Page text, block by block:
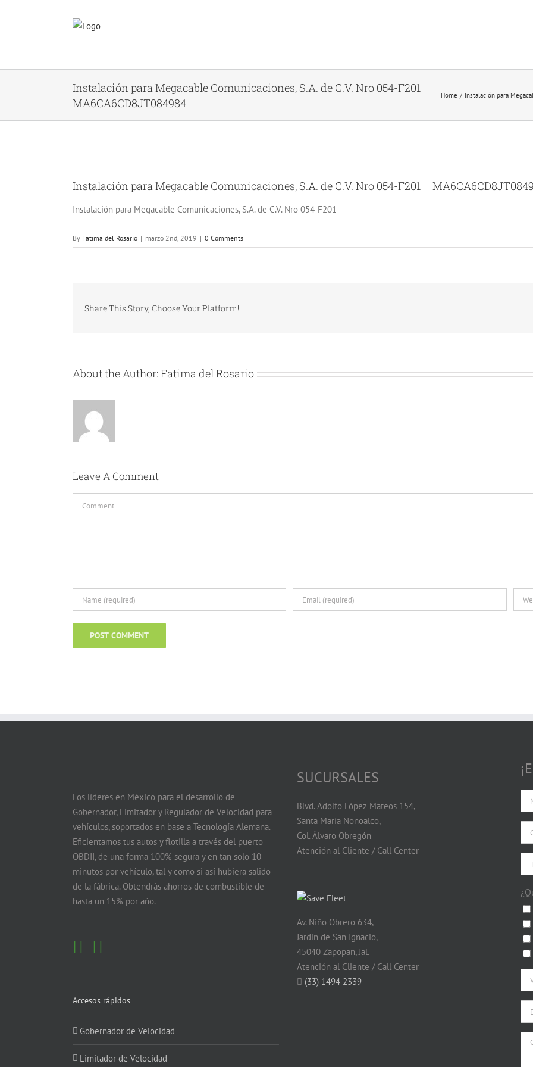
Instalación para Megacable Comunicaciones, S.A. de C.V. Nro 054-F201 –
MA6CA6CD8JT084984
Home Instalación para
View
Image
Instalación para Megacable Comunicaciones, S.A. de C.V. Nro 054-F201 –
Instalación para Megacable Comunicaciones, S.A. de C.V. Nro 054-F201
By Fatima del Rosario | marzo 2nd, 2019 | 0 Comments
Share This Story, Choose Your Platform!
About the Author:Fatima del Rosario
Leave A Comment
Los líderes en México para el desarrollo de
Gobernador, Limitador y Regulador de Velocidad para
vehículos, soportados en base a Tecnología Alemana.
Eficientamos tus autos y flotilla a través del puerto
OBDII, de una forma 100% segura y en tan solo 10
minutos por vehículo, tal y como si así hubiera salido
de la fábrica. Obtendrás ahorros de combustible de
hasta un 15% por año.
Accesos rápidos
Gobernador de Velocidad
Limitador de Velocidad
SUCURSALES
Blvd. Adolfo López Mateos 154,
Santa María Nonoalco,
Col. Álvaro Obregón
Atención al Cliente / Call Center
Av. Niño Obrero 634,
Jardín de San Ignacio,
45040 Zapopan, Jal.
Atención al Cliente / Call Center
(33) 1494 2339